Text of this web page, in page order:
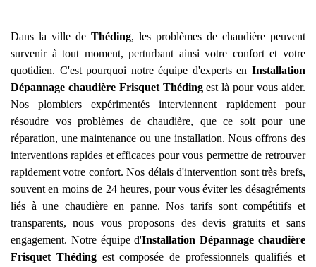
Dans la ville de Théding, les problèmes de chaudière peuvent
survenir à tout moment, perturbant ainsi votre confort et votre
quotidien. C'est pourquoi notre équipe d'experts en Installation
Dépannage chaudière Frisquet Thédingest là pour vous aider.
Nos plombiers expérimentés interviennent rapidement pour
résoudre vos problèmes de chaudière, que ce soit pour une
réparation, une maintenance ou une installation. Nous offrons des
interventions rapides et efficaces pour vous permettre de retrouver
rapidement votre confort. Nos délais d'intervention sont très brefs,
souvent en moins de 24 heures, pour vous éviter les désagréments
liés à une chaudière en panne. Nos tarifs sont compétitifs et
transparents, nous vous proposons des devis gratuits et sans
engagement. Notre équipe d'Installation Dépannage chaudière
Frisquet Thédingest composée de professionnels qualifiés et